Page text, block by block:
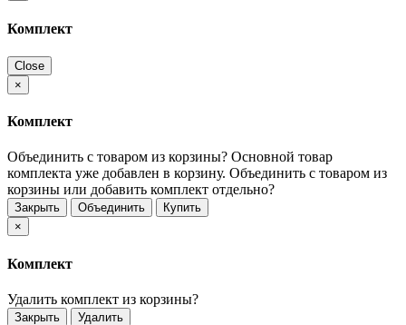
Комплект
Close
×
Комплект
Объединить с товаром из корзины? Основной товар
комплекта уже добавлен в корзину. Объединить с товаром из
корзины или добавить комплект отдельно?
Закрыть Объединить
Купить
×
Комплект
Удалить комплект из корзины?
Закрыть Удалить